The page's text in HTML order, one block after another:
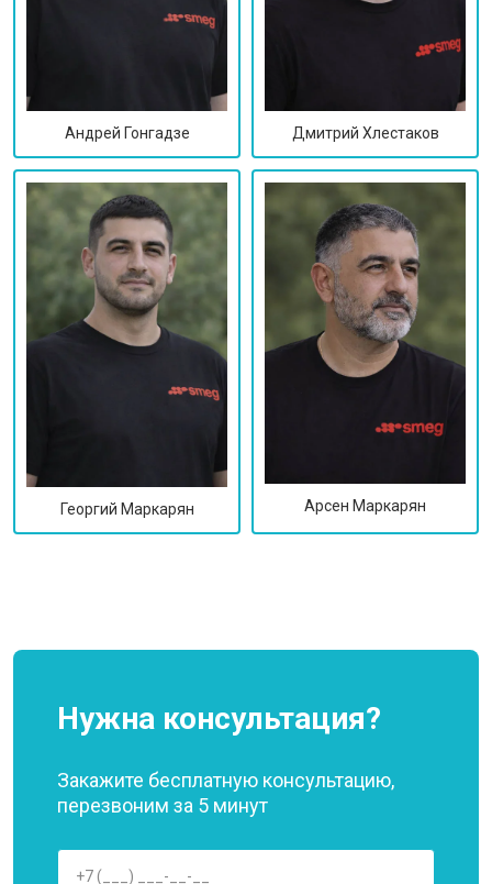
Андрей Гонгадзе Дмитрий Хлестаков
Георгий Маркарян Арсен Маркарян
Нужна консультация?
Закажите бесплатную консультацию,
перезвоним за 5 минут